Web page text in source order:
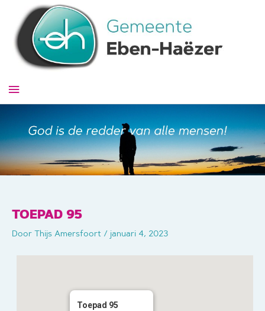
inhoud
Hoofdmenu
TOEPAD 95
Door Thijs Amersfoort / januari 4, 2023
Toepad 95